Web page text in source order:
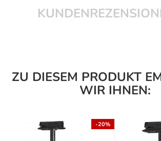
ZU DIESEM PRODUKT
WIR IHNEN:
-20%